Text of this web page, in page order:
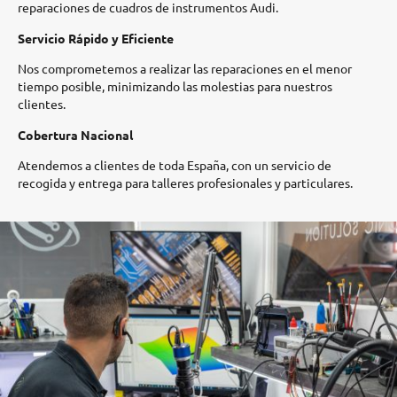
reparaciones de cuadros de instrumentos Audi.​
Servicio Rápido y Eficiente
Nos comprometemos a realizar las reparaciones en el menor
tiempo posible, minimizando las molestias para nuestros
clientes.​
Cobertura Nacional
Atendemos a clientes de toda España, con un servicio de
recogida y entrega para talleres profesionales y particulares.​